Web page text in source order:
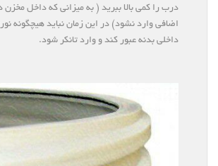
درب را کمی بالا ببرید ( به میزانی که داخل مخزن
اضافی وارد نشود) در این زمان نباید هیچگونه
داخلی بدنه عبور کند و وارد تانکر شود.